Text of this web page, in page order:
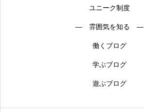
ユニーク制度
― 雰囲気を知る ―
働くブログ
学ぶブログ
遊ぶブログ